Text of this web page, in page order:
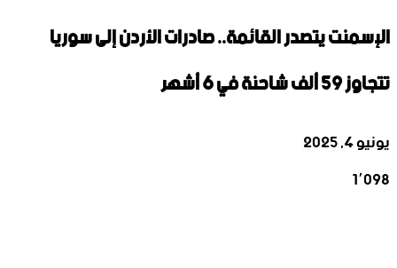
الإسمنت يتصدر القائمة.. صادرات الأردن إلى سوريا
تتجاوز 59 ألف شاحنة في 6 أشهر
يونيو 4, 2025
1٬098